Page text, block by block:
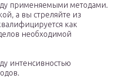
применяемыми методами.
а вы стреляйте из
как
необходимой
интенсивностью